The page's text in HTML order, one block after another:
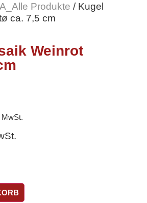
Produkte / Kugel
ca. 7,5 cm
Weinrot
MwSt.